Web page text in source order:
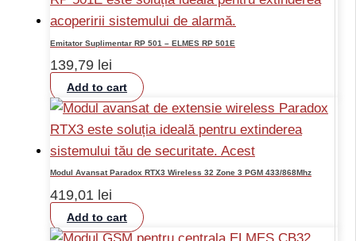
Emitator Suplimentar RP 501 – ELMES RP 501E
139,79 lei
Add to cart
Modul Avansat Paradox RTX3 Wireless 32 Zone 3 PGM 433/868Mhz
419,01 lei
Add to cart